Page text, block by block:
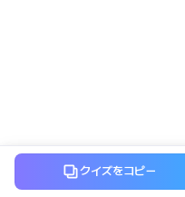
クイズをコピー